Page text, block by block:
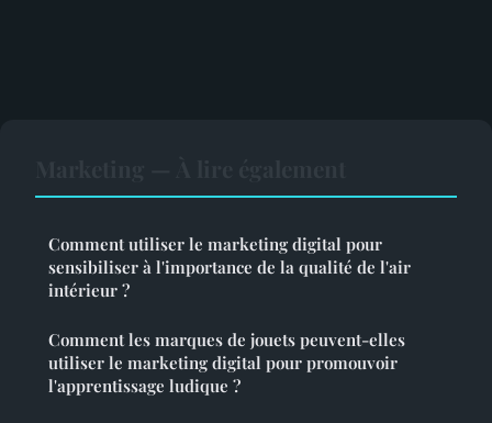
Comment utiliser le marketing digital pour
sensibiliser à l'importance de la qualité de l'air
intérieur ?
Comment les marques de jouets peuvent-elles
utiliser le marketing digital pour promouvoir
l'apprentissage ludique ?